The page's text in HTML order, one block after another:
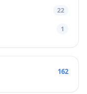
22
1
162